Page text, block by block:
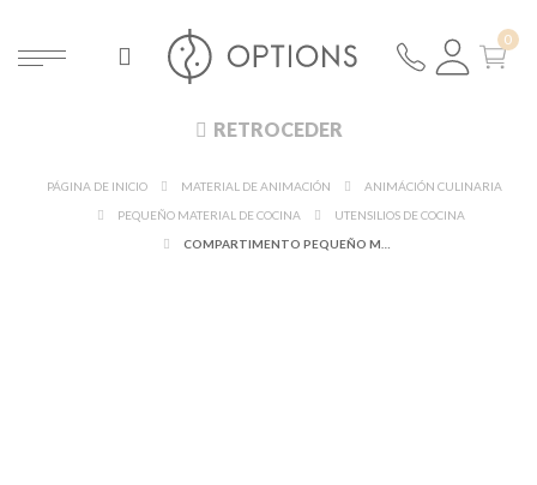
RETROCEDER
PÁGINA DE INICIO MATERIAL DE ANIMACIÓN
ANIMÁCIÓN CULINARIA
PEQUEÑO MATERIAL DE COCINA
UTENSILIOS DE COCINA